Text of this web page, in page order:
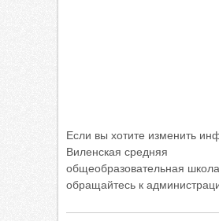
Если вы хотите изменить
Виленская средняя
общеобразовательная
обращайтесь к